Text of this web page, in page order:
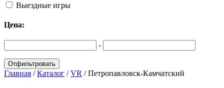
Выездные игры
Цена:
-
Главная /Каталог /VR /Петропавловск-Камчатский